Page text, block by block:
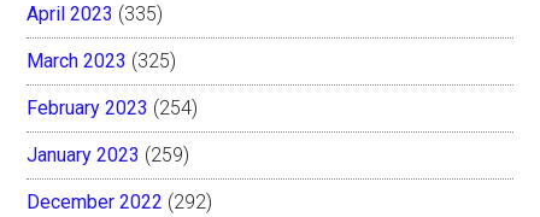
April 2023 (335)
March 2023 (325)
February 2023 (254)
January 2023 (259)
December 2022 (292)